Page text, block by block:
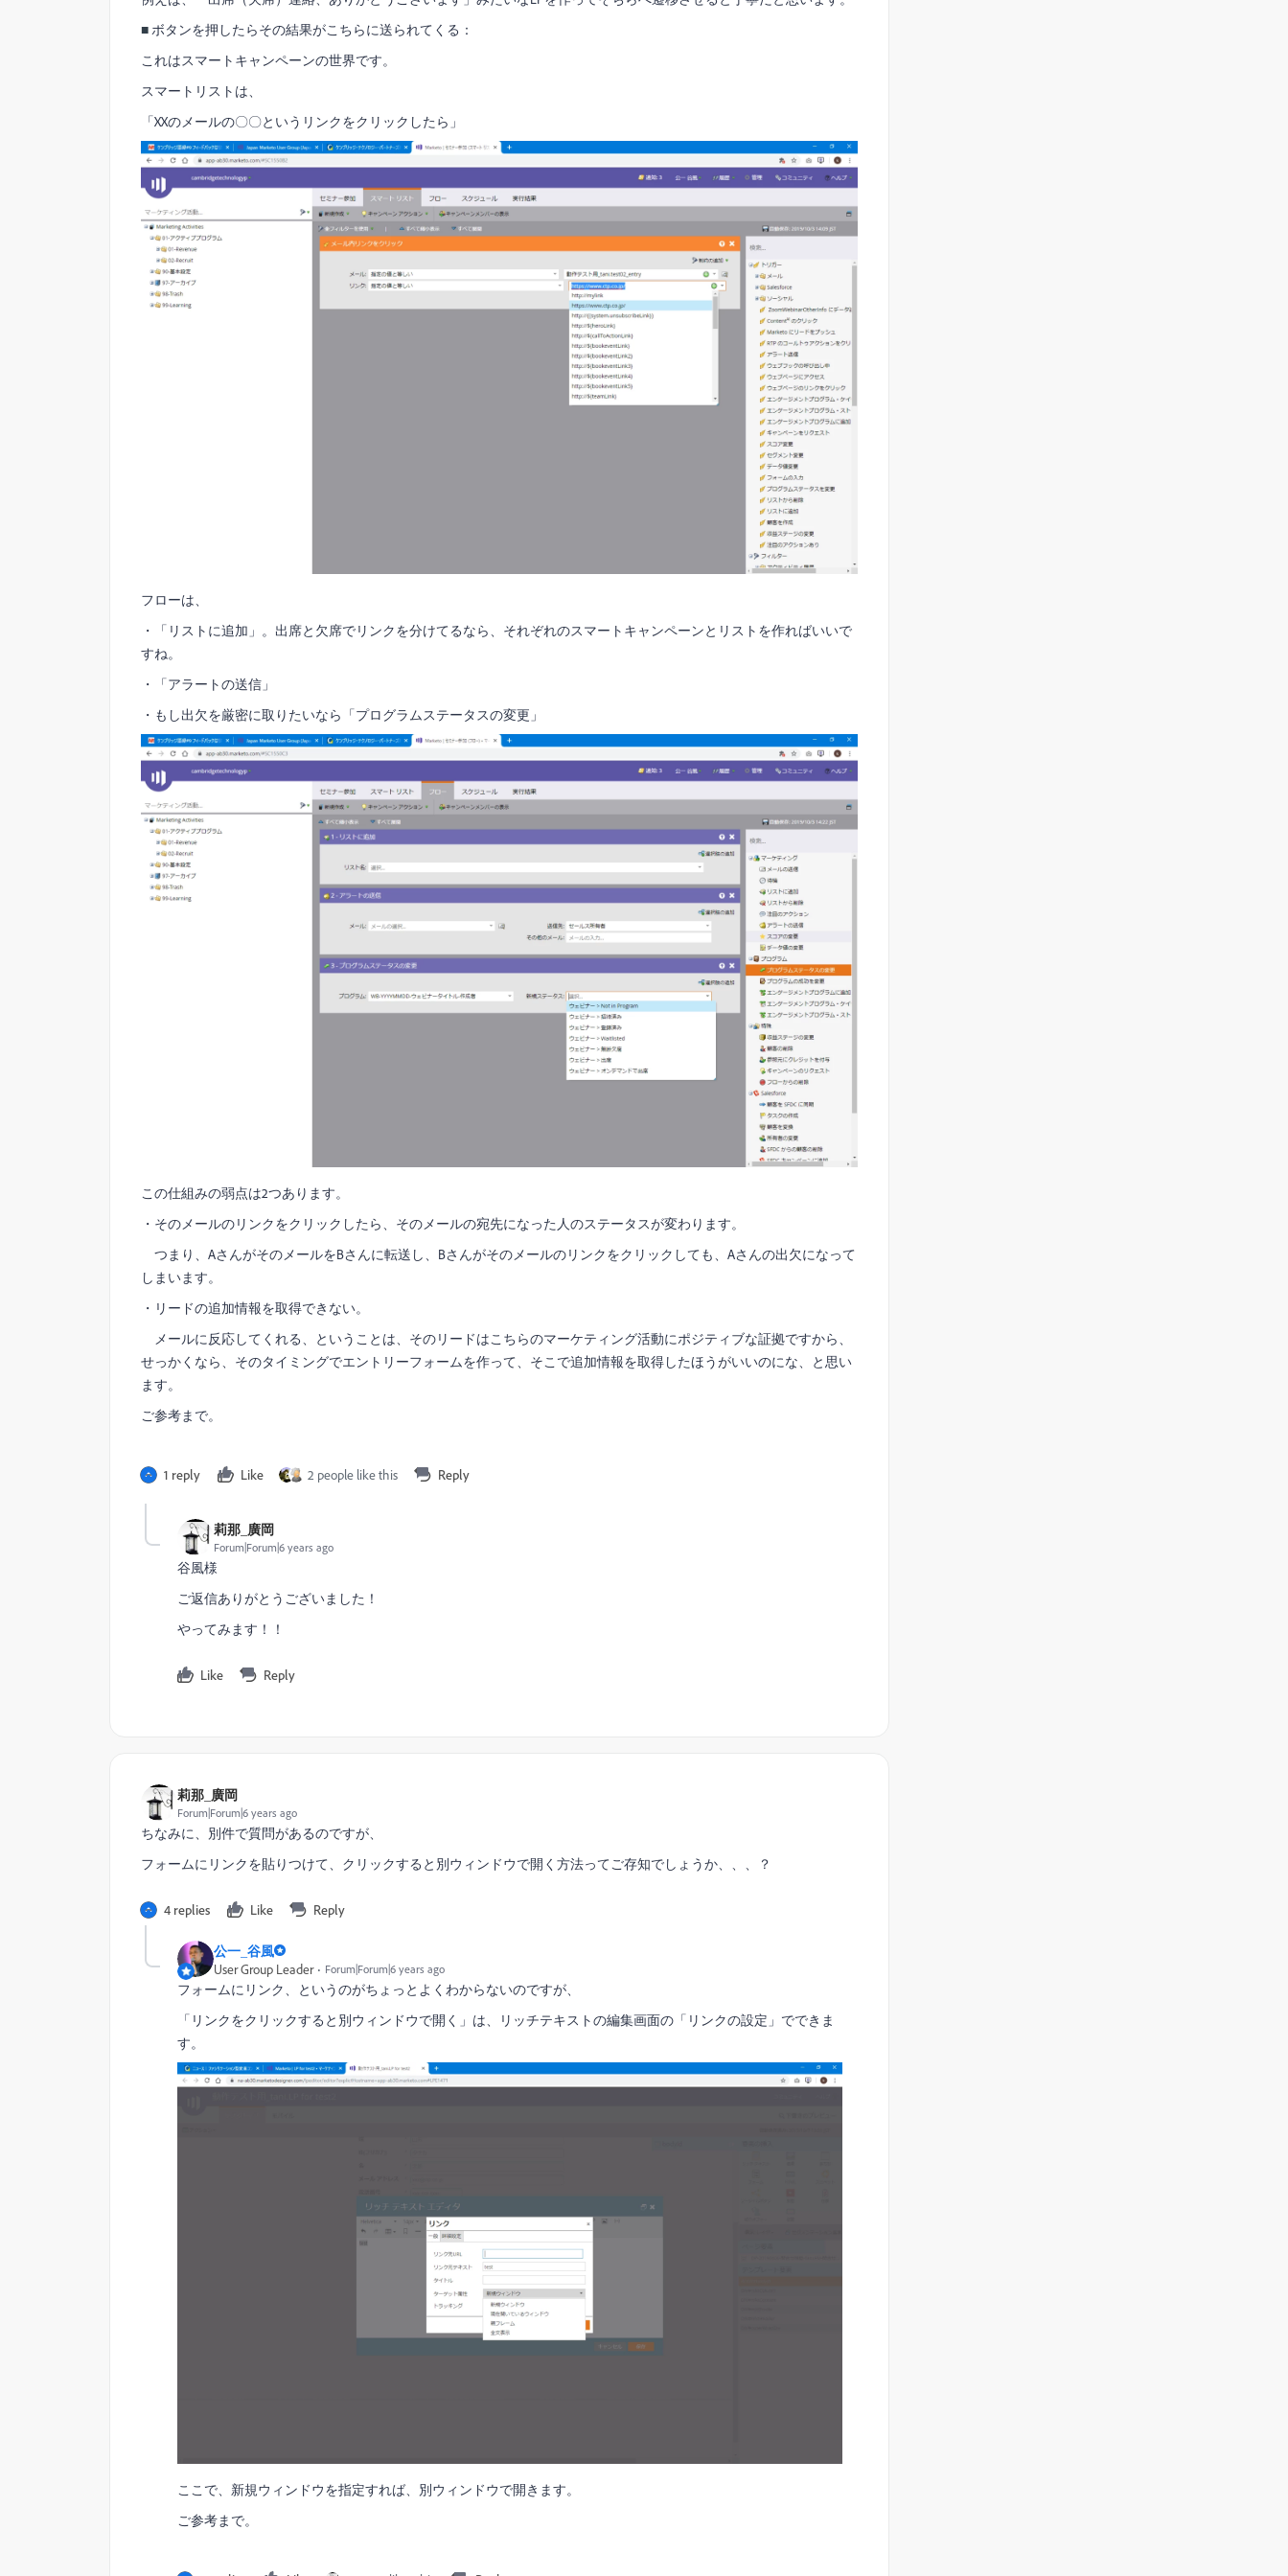
■ ボタンを押したらその結果がこちらに送られてくる：
これはスマートキャンペーンの世界です。
スマートリストは、
「XXのメールの〇〇というリンクをクリックしたら」
フローは、
・「リストに追加」。出席と欠席でリンクを分けてるなら、それぞれのスマートキャンペーンとリストを作ればいいで
すね。
・「アラートの送信」
・もし出欠を厳密に取りたいなら「プログラムステータスの変更」
この仕組みの弱点は2つあります。
・そのメールのリンクをクリックしたら、そのメールの宛先になった人のステータスが変わります。
つまり、AさんがそのメールをBさんに転送し、Bさんがそのメールのリンクをクリックしても、Aさんの出欠になって
しまいます。
・リードの追加情報を取得できない。
メールに反応してくれる、ということは、そのリードはこちらのマーケティング活動にポジティブな証拠ですから、
せっかくなら、そのタイミングでエントリーフォームを作って、そこで追加情報を取得したほうがいいのにな、と思い
ます。
ご参考まで。
1 reply Like 2 people like this Reply
莉那_廣岡
Forum|Forum|6 years ago
谷風様
ご返信ありがとうございました！
やってみます！！
Like Reply
莉那_廣岡
Forum|Forum|6 years ago
ちなみに、別件で質問があるのですが、
フォームにリンクを貼りつけて、クリックすると別ウィンドウで開く方法ってご存知でしょうか、、、？
4 replies Like Reply
公一_谷風
User Group Leader
Forum|Forum|6 years ago
フォームにリンク、というのがちょっとよくわからないのですが、
「リンクをクリックすると別ウィンドウで開く」は、リッチテキストの編集画面の「リンクの設定」でできま
す。
ここで、新規ウィンドウを指定すれば、別ウィンドウで開きます。
ご参考まで。